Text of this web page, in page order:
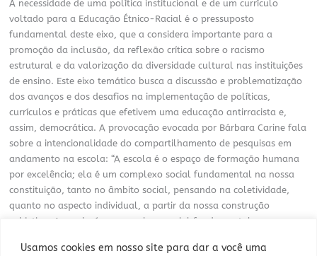
Usamos cookies em nosso site para dar a você uma
A necessidade de uma política institucional e de um currículo
voltado para a Educação Étnico-Racial é o pressuposto
fundamental deste eixo, que a considera importante para a
promoção da inclusão, da reflexão crítica sobre o racismo
estrutural e da valorização da diversidade cultural nas instituições
de ensino. Este eixo temático busca a discussão e problematização
dos avanços e dos desafios na implementação de políticas,
currículos e práticas que efetivem uma educação antirracista e,
assim, democrática. A provocação evocada por Bárbara Carine fala
sobre a intencionalidade do compartilhamento de pesquisas em
andamento na escola: “A escola é o espaço de formação humana
por excelência; ela é um complexo social fundamental na nossa
constituição, tanto no âmbito social, pensando na coletividade,
quanto no aspecto individual, a partir da nossa construção
subjetiva. A escola é um complexo social fundamental no processo
sistema, ao passo que, em contrapartida, também o influencia,